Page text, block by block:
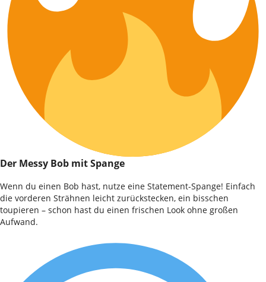
Der Messy Bob mit Spange
Wenn du einen Bob hast, nutze eine Statement-Spange! Einfach
die vorderen Strähnen leicht zurückstecken, ein bisschen
toupieren – schon hast du einen frischen Look ohne großen
Aufwand.